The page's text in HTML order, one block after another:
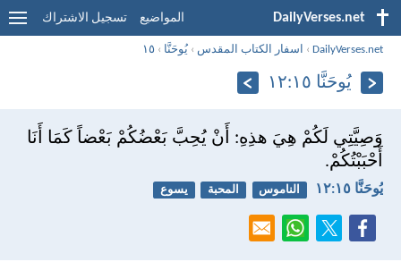
DailyVerses.net المواضيع تسجيل الاشتراك
DailyVerses.net
› اسفار الكتاب المقدس ›يُوحَنَّا › ١٥
يُوحَنَّا ١٥:‏١٢
وَصِيَّتِي لَكُمْ هِيَ هذِهِ: أَنْ يُحِبَّ بَعْضُكُمْ بَعْضاً كَمَا أَنَا
أَحْبَبْتُكُمْ.
يُوحَنَّا ١٥:‏١٢ الناموس المحبة يسوع